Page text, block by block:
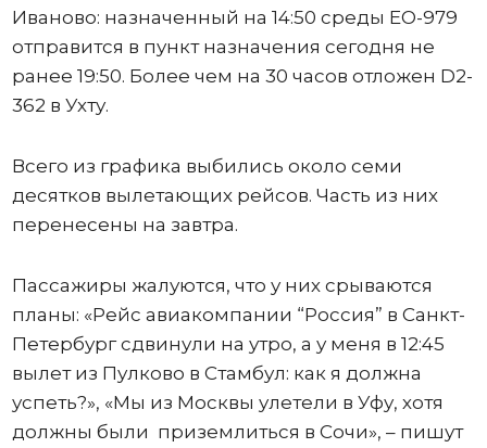
Иваново: назначенный на 14:50 среды ЕО-979
отправится в пункт назначения сегодня не
ранее 19:50. Более чем на 30 часов отложен D2-
362 в Ухту.
Всего из графика выбились около семи
десятков вылетающих рейсов. Часть из них
перенесены на завтра.
Пассажиры жалуются, что у них срываются
планы: «Рейс авиакомпании “Россия” в Санкт-
Петербург сдвинули на утро, а у меня в 12:45
вылет из Пулково в Стамбул: как я должна
успеть?», «Мы из Москвы улетели в Уфу, хотя
должны были приземлиться в Сочи», – пишут